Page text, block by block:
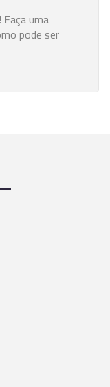
uma
pode ser